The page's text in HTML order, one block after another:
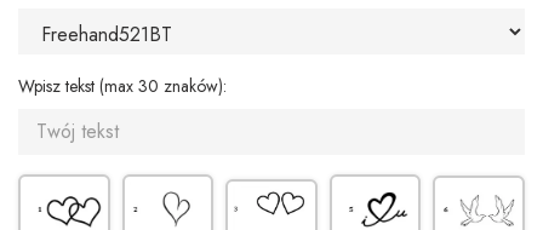
Wpisz tekst (max 30 znaków):